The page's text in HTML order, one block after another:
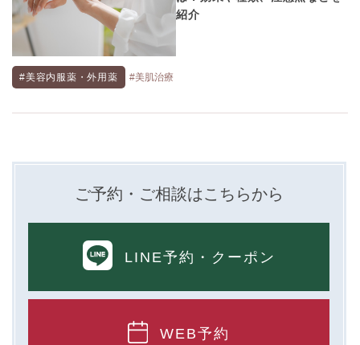
紹介
#美容内服薬・外用薬 #美肌治療
ご予約・ご相談はこちらから
LINE予約 ・クーポン
WEB予約